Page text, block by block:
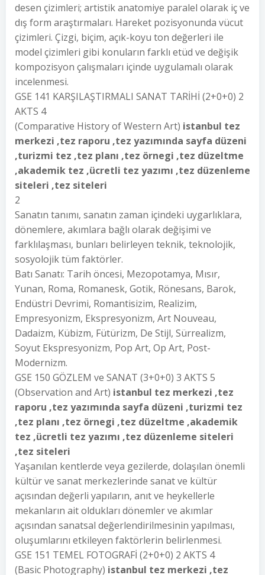
desen çizimleri; artistik anatomiye paralel olarak iç ve
dış form araştırmaları. Hareket pozisyonunda vücut
çizimleri. Çizgi, biçim, açık-koyu ton değerleri ile
model çizimleri gibi konuların farklı etüd ve değişik
kompozisyon çalışmaları içinde uygulamalı olarak
incelenmesi.
GSE 141 KARŞILAŞTIRMALI SANAT TARİHİ (2+0+0) 2
AKTS 4
(Comparative History of Western Art) istanbul tez
merkezi ,tez raporu ,tez yazımında sayfa düzeni
,turizmi tez ,tez planı ,tez örnegi ,tez düzeltme
,akademik tez ,ücretli tez yazımı ,tez düzenleme
siteleri ,tez siteleri
2
Sanatın tanımı, sanatın zaman içindeki uygarlıklara,
dönemlere, akımlara bağlı olarak değişimi ve
farklılaşması, bunları belirleyen teknik, teknolojik,
sosyolojik tüm faktörler.
Batı Sanatı: Tarih öncesi, Mezopotamya, Mısır,
Yunan, Roma, Romanesk, Gotik, Rönesans, Barok,
Endüstri Devrimi, Romantisizim, Realizim,
Empresyonizm, Ekspresyonizm, Art Nouveau,
Dadaizm, Kübizm, Fütürizm, De Stijl, Sürrealizm,
Soyut Ekspresyonizm, Pop Art, Op Art, Post-
Modernizm.
GSE 150 GÖZLEM ve SANAT (3+0+0) 3 AKTS 5
(Observation and Art) istanbul tez merkezi ,tez
raporu ,tez yazımında sayfa düzeni ,turizmi tez
,tez planı ,tez örnegi ,tez düzeltme ,akademik
tez ,ücretli tez yazımı ,tez düzenleme siteleri
,tez siteleri
Yaşanılan kentlerde veya gezilerde, dolaşılan önemli
kültür ve sanat merkezlerinde sanat ve kültür
açısından değerli yapıların, anıt ve heykellerle
mekanların ait oldukları dönemler ve akımlar
açısından sanatsal değerlendirilmesinin yapılması,
oluşumlarını etkileyen faktörlerin belirlenmesi.
GSE 151 TEMEL FOTOGRAFİ (2+0+0) 2 AKTS 4
(Basic Photography) istanbul tez merkezi ,tez